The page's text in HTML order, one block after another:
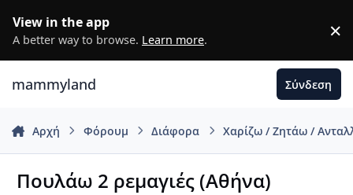
View in the app
A better way to browse. Learn more. ×
mammyland Σύνδεση
Αρχή Φόρουμ Διάφορα Χαρίζω / Ζητάω /
Πουλάω 2 ρεμαγιές (Αθήνα)